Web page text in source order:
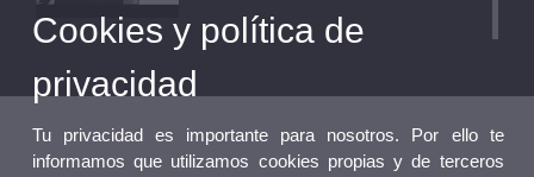
¿Por qué elegir un postgrado propio de la
Universitat de València?
Cookies y política de
privacidad
Tu privacidad es importante para nosotros. Por ello te
informamos que utilizamos cookies propias y de terceros